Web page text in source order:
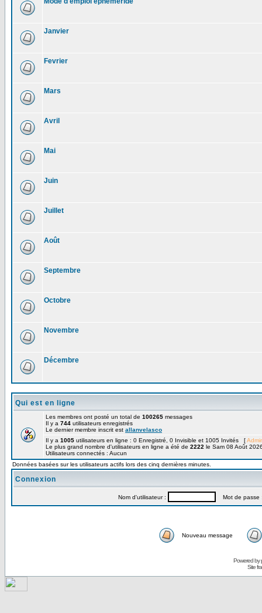
Janvier
Fevrier
Mars
Avril
Mai
Juin
Juillet
Août
Septembre
Octobre
Novembre
Décembre
Qui est en ligne
Les membres ont posté un total de 100265 messages
Il y a 744 utilisateurs enregistrés
Le dernier membre inscrit est allanvelasco
Il y a 1005 utilisateurs en ligne : 0 Enregistré, 0 Invisible et 1005 Invités [
Le plus grand nombre d'utilisateurs en ligne a été de 2222 le Sam 08 Août
Utilisateurs connectés : Aucun
Données basées sur les utilisateurs actifs lors des cinq dernières minutes.
Connexion
Nom d'utilisateur : Mot de passe
Nouveau message
Powered by
Site